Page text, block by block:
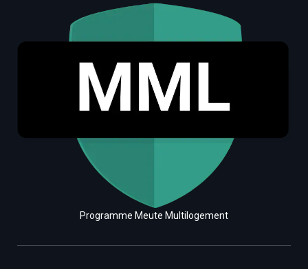
Programme Meute Multilogement